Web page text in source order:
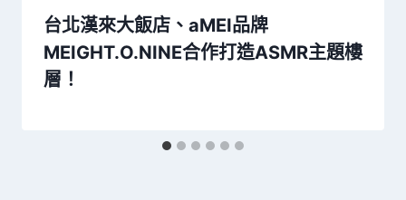
台北漢來大飯店、aMEI品牌
MEIGHT.O.NINE合作打造ASMR主題樓
層！